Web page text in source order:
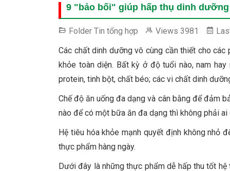
9 "bảo bối" giúp hấp thụ dinh
Folder Tin tổng hợp Views 3981
Các chất dinh dưỡng vô cùng cần thiết cho
khỏe toàn diện. Bất kỳ ở độ tuổi nào, nam
protein, tinh bột, chất béo; các vi chất dinh
Chế độ ăn uống đa dạng và cân bằng để đảm
nào để có một bữa ăn đa dạng thì không phải ai
Hệ tiêu hóa khỏe mạnh quyết định không nhỏ
thực phẩm hàng ngày.
Dưới đây là những thực phẩm dễ hấp thu tốt